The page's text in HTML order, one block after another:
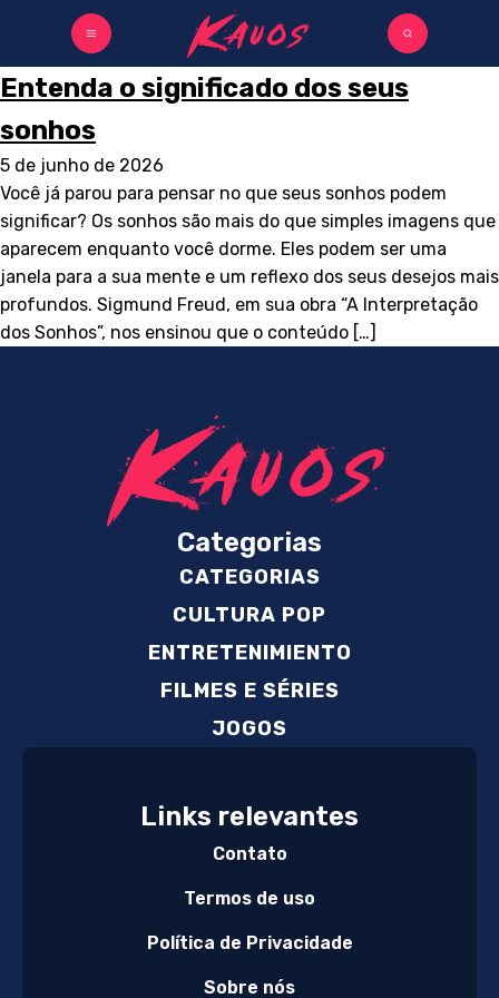
Entenda o significado dos seus
sonhos
5 de junho de 2026
Você já parou para pensar no que seus sonhos podem
significar? Os sonhos são mais do que simples imagens que
aparecem enquanto você dorme. Eles podem ser uma
janela para a sua mente e um reflexo dos seus desejos mais
profundos. Sigmund Freud, em sua obra “A Interpretação
dos Sonhos”, nos ensinou que o conteúdo […]
Categorias
CATEGORIAS
CULTURA POP
ENTRETENIMIENTO
FILMES E SÉRIES
JOGOS
Links relevantes
Contato
Termos de uso
Política de Privacidade
Sobre nós